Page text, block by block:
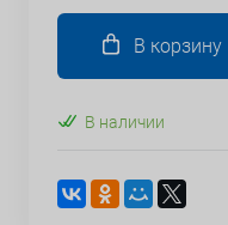
В корзину
В наличии